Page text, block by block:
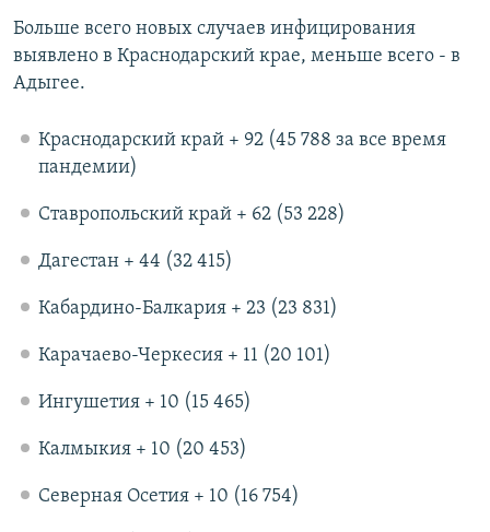
Больше всего новых случаев инфицирования
выявлено в Краснодарский крае, меньше всего - в
Адыгее.
Краснодарский край + 92 (45 788 за все время
пандемии)
Ставропольский край + 62 (53 228)
Дагестан + 44 (32 415)
Кабардино-Балкария + 23 (23 831)
Карачаево-Черкесия + 11 (20 101)
Ингушетия + 10 (15 465)
Калмыкия + 10 (20 453)
Северная Осетия + 10 (16 754)